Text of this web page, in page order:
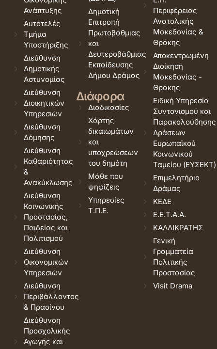
Ανάπτυξης
Αυτοτελές
Τμήμα
Υποστήριξης
Διεύθυνση
Δημοτικής
Αστυνομίας
Διεύθυνση
Διοικητικών
Υπηρεσιών
Διεύθυνση
Δόμησης
Διεύθυνση
Καθαριότητας
&
Ανακύκλωσης
Διεύθυνση
Κοινωνικής
Προστασίας,
Παιδείας και
Πολιτισμού
Διεύθυνση
Οικονομικών
Υπηρεσιών
Διεύθυνση
Περιβάλλοντος
& Πρασίνου
Διεύθυνση
Προσχολικής
Αγωγής και
Δημοτική
Επιτροπή
Πρωτοβάθμιας
και
Δευτεροβάθμιας
Εκπαίδευσης
Δήμου Δράμας
Διάφορα
Διαδικασίες
Χάρτης
δικαιωμάτων
και
υποχρεώσεων
του δημότη
Μάθε που
ψηφίζεις
Υπηρεσίες
Τ.Π.Ε.
Περιφέρειας
Ανατολικής
Μακεδονίας &
Θράκης
Αποκεντρωμένη
Διοίκηση
Μακεδονίας -
Θράκης
Ειδική Υπηρεσία
Συντονισμού και
Παρακολούθησης
Δράσεων
Ευρωπαϊκού
Κοινωνικού
Ταμείου (ΕΥΣΕΚΤ)
Επιμελητήριο
Δράμας
ΚΕΔΕ
Ε.Ε.Τ.Α.Α.
ΚΑΛΛΙΚΡΑΤΗΣ
Γενική
Γραμματεία
Πολιτικής
Προστασίας
Visit Drama